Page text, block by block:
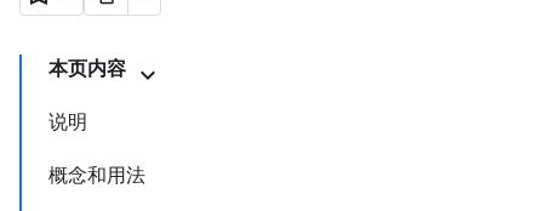
本页内容
说明
概念和用法